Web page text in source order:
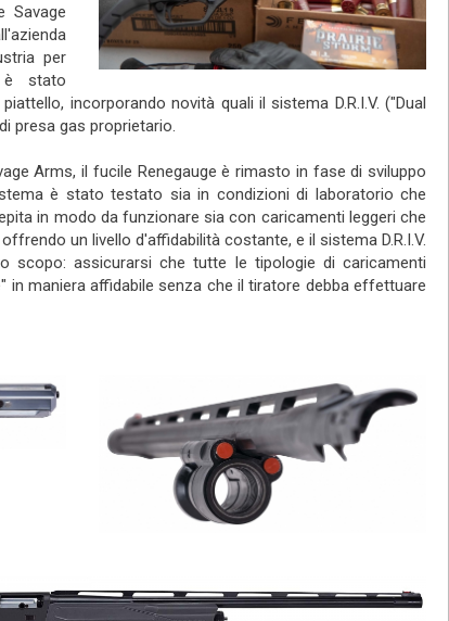
Savage
per
è stato
incorporando novità quali il sistema D.R.I.V. ("Dual
presa gas proprietario.
Arms, il fucile Renegauge è rimasto in fase di sviluppo
è stato testato sia in condizioni di laboratorio che
in modo da funzionare sia con caricamenti leggeri che
un livello d'affidabilità costante, e il sistema D.R.I.V.
scopo: assicurarsi che tutte le tipologie di caricamenti
in maniera affidabile senza che il tiratore debba effettuare